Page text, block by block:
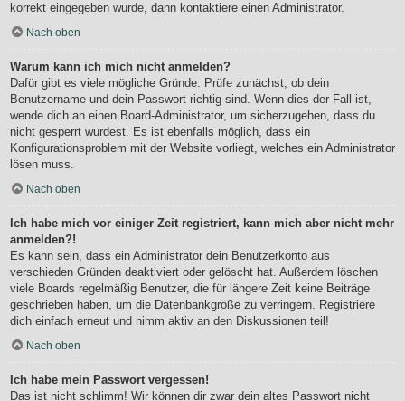
korrekt eingegeben wurde, dann kontaktiere einen Administrator.
Nach oben
Warum kann ich mich nicht anmelden?
Dafür gibt es viele mögliche Gründe. Prüfe zunächst, ob dein
Benutzername und dein Passwort richtig sind. Wenn dies der Fall ist,
wende dich an einen Board-Administrator, um sicherzugehen, dass du
nicht gesperrt wurdest. Es ist ebenfalls möglich, dass ein
Konfigurationsproblem mit der Website vorliegt, welches ein Administrator
lösen muss.
Nach oben
Ich habe mich vor einiger Zeit registriert, kann mich aber nicht mehr
anmelden?!
Es kann sein, dass ein Administrator dein Benutzerkonto aus
verschieden Gründen deaktiviert oder gelöscht hat. Außerdem löschen
viele Boards regelmäßig Benutzer, die für längere Zeit keine Beiträge
geschrieben haben, um die Datenbankgröße zu verringern. Registriere
dich einfach erneut und nimm aktiv an den Diskussionen teil!
Nach oben
Ich habe mein Passwort vergessen!
Das ist nicht schlimm! Wir können dir zwar dein altes Passwort nicht